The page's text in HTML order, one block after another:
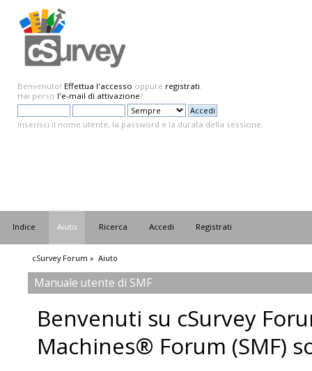
Benvenuto! Effettua l'accesso oppure registrati.
Hai perso l'e-mail di attivazione?
Inserisci il nome utente, la password e la durata della sessione.
Indice Aiuto Ricerca Accedi Registrati
cSurvey Forum » Aiuto
Manuale utente di SMF
Benvenuti su cSurvey
Machines® Forum (SMF)